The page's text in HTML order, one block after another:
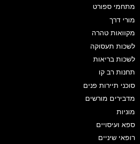
מתחמי ספורט
מורי דרך
מקוואות טהרה
לשכות תעסוקה
לשכות בריאות
תחנות רב קו
סוכני תיירות פנים
מדבירים מורשים
מוניות
ספא ועיסויים
רופאי שיניים